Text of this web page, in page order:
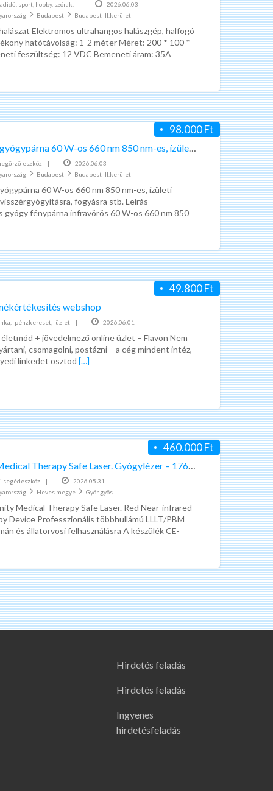
sport, hobby, szórak. |
2026.06.03
Budapest Budapest III.kerület
Elektromos ultrahangos halászgép, halfogó
hatótávolság: 1-2 méter Méret: 200 * 100 *
feszültség: 12 VDC Bemeneti áram: 35A
98.000 Ft
Infravörös gyógypárna 60 W-os 660 nm 850 nm-es, ízületi fájdalmakra, stb…
eszköz |
2026.06.03
Budapest Budapest III.kerület
60 W-os 660 nm 850 nm-es, ízületi
fogyásra stb. Leírás
gyógy fénypárna infravörös 60 W-os 660 nm 850
49.800 Ft
webshop
-pénzkereset, -üzlet | 2026.06.01
+ jövedelmező online üzlet – Flavon Nem
csomagolni, postázni – a cég mindent intéz,
linkedet osztod[…]
460.000 Ft
Immunity Medical Therapy Safe Laser. Gyógylézer – 1760 mw-os. Nem szórt.
segédeszköz |
2026.05.31
Heves megye Gyöngyös
Medical Therapy Safe Laser. Red Near-infrared
Device Professzionális többhullámú LLLT/PBM
és állatorvosi felhasználásra A készülék CE-
Hirdetés feladás
Hirdetés feladás
Ingyenes
hirdetésfeladás